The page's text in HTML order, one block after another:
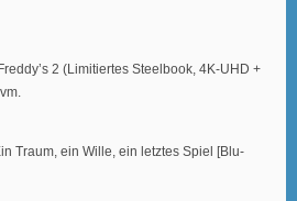
2 (Limitiertes Steelbook, 4K-UHD +
Traum, ein Wille, ein letztes Spiel [Blu-